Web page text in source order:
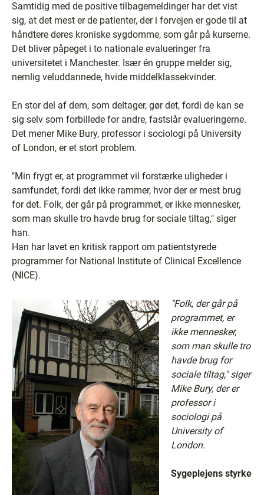
Samtidig med de positive tilbagemeldinger har det vist
sig, at det mest er de patienter, der i forvejen er gode til at
håndtere deres kroniske sygdomme, som går på kurserne.
Det bliver påpeget i to nationale evalueringer fra
universitetet i Manchester. Især én gruppe melder sig,
nemlig veluddannede, hvide middelklassekvinder.
En stor del af dem, som deltager, gør det, fordi de kan se
sig selv som forbillede for andre, fastslår evalueringerne.
Det mener Mike Bury, professor i sociologi på University
of London, er et stort problem.
"Min frygt er, at programmet vil forstærke uligheder i
samfundet, fordi det ikke rammer, hvor der er mest brug
for det. Folk, der går på programmet, er ikke mennesker,
som man skulle tro havde brug for sociale tiltag," siger
han.
Han har lavet en kritisk rapport om patientstyrede
programmer for National Institute of Clinical Excellence
(NICE).
"Folk, der går på
programmet, er
ikke mennesker,
som man skulle tro
havde brug for
sociale tiltag," siger
Mike Bury, der er
professor i
sociologi på
University of
London.
Sygeplejens styrke